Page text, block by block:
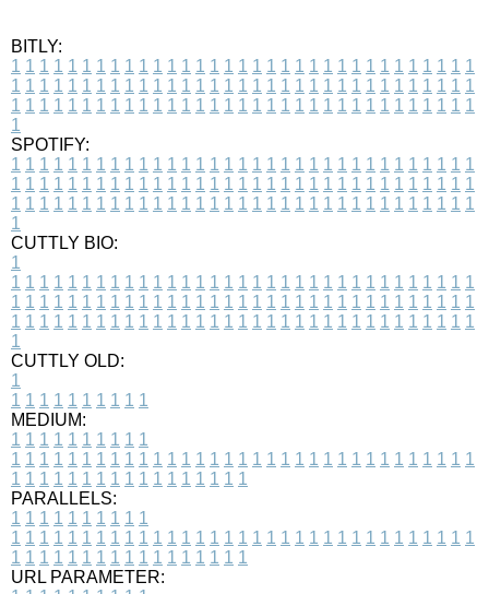
BITLY:
1 1 1 1 1 1 1 1 1 1 1 1 1 1 1 1 1 1 1 1 1 1 1 1 1 1 1 1 1 1 1 1 1
1 1 1 1 1 1 1 1 1 1 1 1 1 1 1 1 1 1 1 1 1 1 1 1 1 1 1 1 1 1 1 1 1
1 1 1 1 1 1 1 1 1 1 1 1 1 1 1 1 1 1 1 1 1 1 1 1 1 1 1 1 1 1 1 1 1
1
SPOTIFY:
1 1 1 1 1 1 1 1 1 1 1 1 1 1 1 1 1 1 1 1 1 1 1 1 1 1 1 1 1 1 1 1 1
1 1 1 1 1 1 1 1 1 1 1 1 1 1 1 1 1 1 1 1 1 1 1 1 1 1 1 1 1 1 1 1 1
1 1 1 1 1 1 1 1 1 1 1 1 1 1 1 1 1 1 1 1 1 1 1 1 1 1 1 1 1 1 1 1 1
1
CUTTLY BIO:
1
1 1 1 1 1 1 1 1 1 1 1 1 1 1 1 1 1 1 1 1 1 1 1 1 1 1 1 1 1 1 1 1 1
1 1 1 1 1 1 1 1 1 1 1 1 1 1 1 1 1 1 1 1 1 1 1 1 1 1 1 1 1 1 1 1 1
1 1 1 1 1 1 1 1 1 1 1 1 1 1 1 1 1 1 1 1 1 1 1 1 1 1 1 1 1 1 1 1 1
1
CUTTLY OLD:
1
1 1 1 1 1 1 1 1 1 1
MEDIUM:
1 1 1 1 1 1 1 1 1 1
1 1 1 1 1 1 1 1 1 1 1 1 1 1 1 1 1 1 1 1 1 1 1 1 1 1 1 1 1 1 1 1 1
1 1 1 1 1 1 1 1 1 1 1 1 1 1 1 1 1
PARALLELS:
1 1 1 1 1 1 1 1 1 1
1 1 1 1 1 1 1 1 1 1 1 1 1 1 1 1 1 1 1 1 1 1 1 1 1 1 1 1 1 1 1 1 1
1 1 1 1 1 1 1 1 1 1 1 1 1 1 1 1 1
URL PARAMETER: